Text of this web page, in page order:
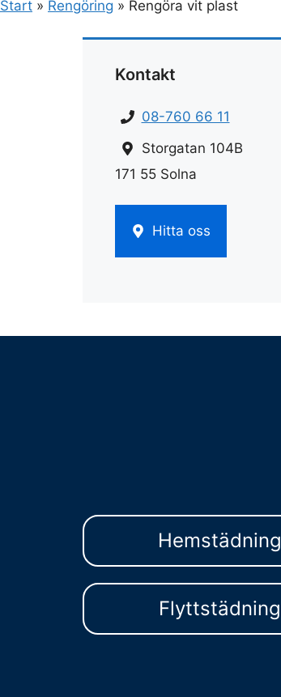
Start » Rengöring » Rengöra vit plast
Kontakt
08-760 66 11
Storgatan 104B
171 55 Solna
Hitta oss
Hemstädning
Flyttstädning